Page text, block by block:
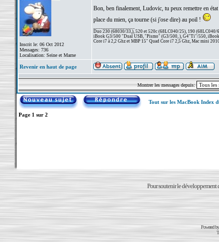
Inscrit le: 06 Oct 2012
Messages: 736
Localisation: Seine et Marne
Bon, ben finalement, Ludovic, tu peux remettre en
place du mien, ça tourne (si j'ose dire) au poil !
Duo 230 (68030/33,), 520 et 520c (68LC040/25), 190 (68LC040/
iBook G3/500 "Dual USB, "Pismo" (G3/500, ), G4"Ti"/550,
Core i7 à 2,2 Ghz et MBP 15" Quad Core i7 2,5 Ghz, Mac mini
Revenir en haut de page
Montrer les messages depuis:
Tout sur les MacBook Index
Page 1 sur 2
Pour soutenir le développement
Powered